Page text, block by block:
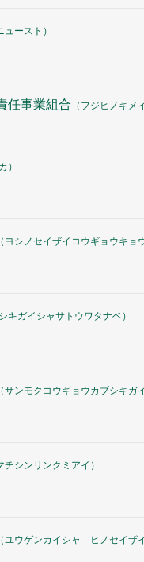
ュースト ）
任事業組合 （ フジヒノキメ
）
（ ヨシノセイザイコウギョウキョ
キガイシャサトウワタナベ）
（サンモクコウギョウカブシキガ
チシンリンクミアイ ）
ユウゲンカイシャ ヒノセイザ